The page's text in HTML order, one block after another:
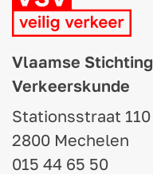
Vlaamse Stichting
Verkeerskunde
Stationsstraat 110
2800 Mechelen
015 44 65 50